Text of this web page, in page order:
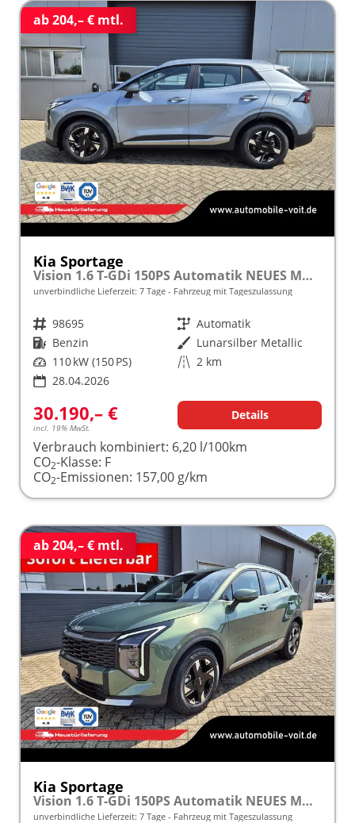
ab 204,– € mtl.
Kia Sportage
Vision 1.6 T-GDi 150PS Automatik NEUES MODELL MY26 FACELIFT Sitzheizung Lenkradheizung Klimaautomatik Navi Bluetooth Touchscreen Apple CarPlay Android Auto PDC v+h 17"LM Rückf.Kamera ACC 2x Keyless
unverbindliche Lieferzeit: 7 Tage Fahrzeug mit Tageszulassung
Fahrzeugnr. 98695 Getriebe Automatik
Kraftstoff Benzin Außenfarbe Lunarsilber Metallic
Leistung 110 kW (150 PS) Kilometerstand 2 km
28.04.2026
30.190,– €
incl. 19% MwSt.
Details
Verbrauch kombiniert: 6,20 l/100km
CO2-Klasse: F
CO2-Emissionen: 157,00 g/km
ab 204,– € mtl.
Kia Sportage
Vision 1.6 T-GDi 150PS Automatik NEUES MODELL MY26 FACELIFT Sitzheizung Lenkradheizung Klimaautomatik Navi Bluetooth Touchscreen Apple CarPlay Android Auto PDC v+h 17"LM Rückf.Kamera ACC 2x Keyless
unverbindliche Lieferzeit: 7 Tage Fahrzeug mit Tageszulassung